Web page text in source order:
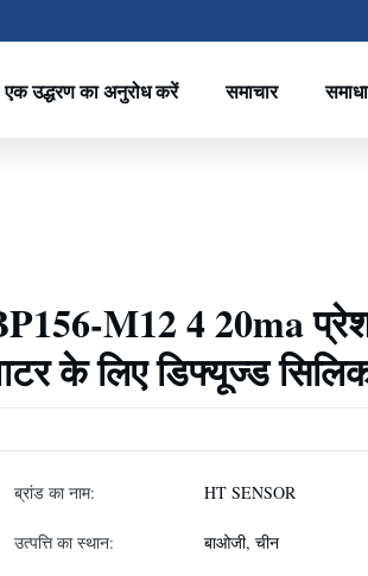
एक उद्धरण का अनुरोध करें समाचार
M12 4 20ma
के लिए डिफ्यूज्ड
ब्रांड का नाम: HT SENSOR
उत्पत्ति का स्थान: बाओजी, चीन